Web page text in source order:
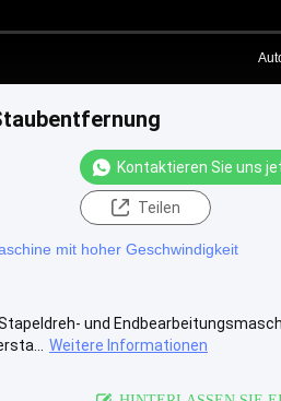
Kontaktieren Sie uns
Teilen
mit hoher Geschwindigkeit
und
Weitere Informationen